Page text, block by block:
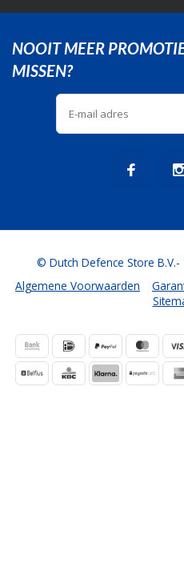
NOOIT MEER
MISSEN?
Algemene Voorwaarden
© Dutch Defence Store B.V.-